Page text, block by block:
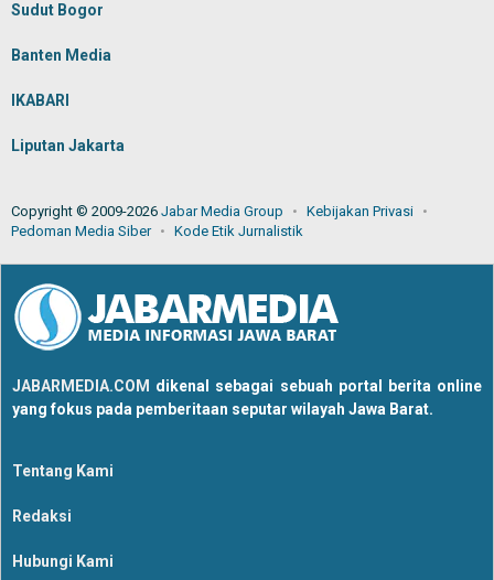
Sudut Bogor
Banten Media
IKABARI
Liputan Jakarta
Copyright © 2009-2026 Jabar Media Group
Kebijakan Privasi
Pedoman Media Siber
Kode Etik Jurnalistik
JABARMEDIA.COM dikenal sebagai sebuah portal berita online
yang fokus pada pemberitaan seputar wilayah Jawa Barat.
Tentang Kami
Redaksi
Hubungi Kami